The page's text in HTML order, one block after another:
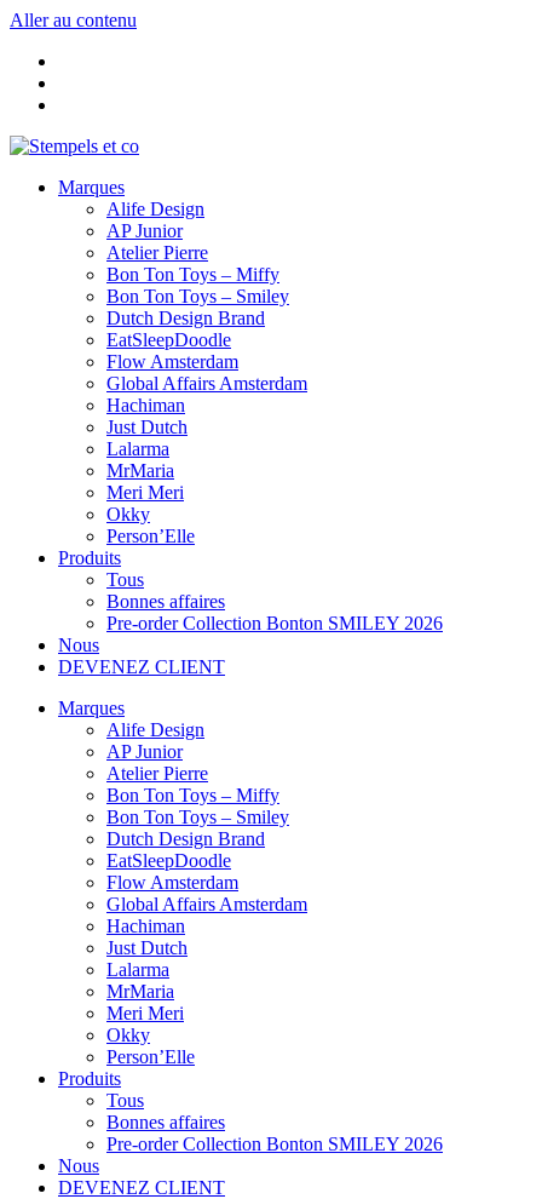
Aller au contenu
Marques
Alife Design
AP Junior
Atelier Pierre
Bon Ton Toys – Miffy
Bon Ton Toys – Smiley
Dutch Design Brand
EatSleepDoodle
Flow Amsterdam
Global Affairs Amsterdam
Hachiman
Just Dutch
Lalarma
MrMaria
Meri Meri
Okky
Person’Elle
Produits
Tous
Bonnes affaires
Pre-order Collection Bonton SMILEY 2026
Nous
DEVENEZ CLIENT
Marques
Alife Design
AP Junior
Atelier Pierre
Bon Ton Toys – Miffy
Bon Ton Toys – Smiley
Dutch Design Brand
EatSleepDoodle
Flow Amsterdam
Global Affairs Amsterdam
Hachiman
Just Dutch
Lalarma
MrMaria
Meri Meri
Okky
Person’Elle
Produits
Tous
Bonnes affaires
Pre-order Collection Bonton SMILEY 2026
Nous
DEVENEZ CLIENT